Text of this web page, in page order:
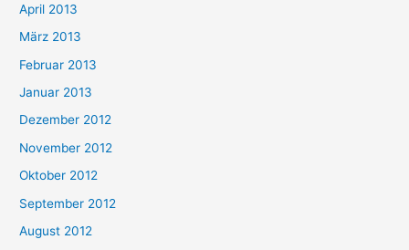
April 2013
März 2013
Februar 2013
Januar 2013
Dezember 2012
November 2012
Oktober 2012
September 2012
August 2012